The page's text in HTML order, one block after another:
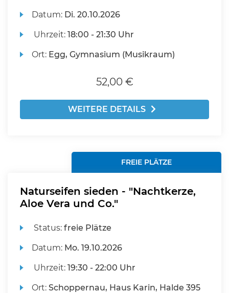
Datum: Di. 20.10.2026
Uhrzeit:18:00 - 21:30 Uhr
Ort: Egg, Gymnasium (Musikraum)
52,00 €
WEITERE DETAILS
FREIE PLÄTZE
Naturseifen sieden - "Nachtkerze,
Aloe Vera und Co."
Status:freie Plätze
Datum: Mo. 19.10.2026
Uhrzeit:19:30 - 22:00 Uhr
Ort:Schoppernau, Haus Karin, Halde 395